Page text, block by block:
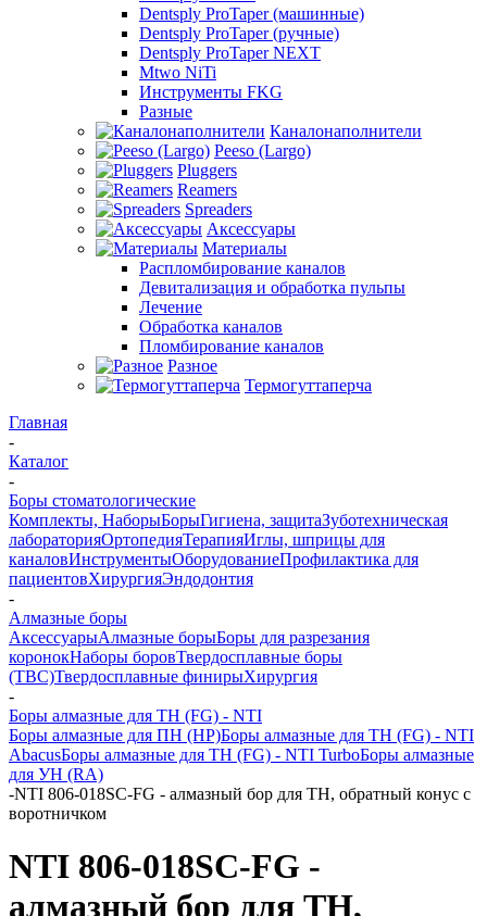
Dentsply ProTaper (машинные)
Dentsply ProTaper (ручные)
Dentsply ProTaper NEXT
Mtwo NiTi
Инструменты FKG
Разные
Каналонаполнители
Peeso (Largo)
Pluggers
Reamers
Spreaders
Аксессуары
Материалы
Распломбирование каналов
Девитализация и обработка пульпы
Лечение
Обработка каналов
Пломбирование каналов
Разное
Термогуттаперча
Главная
-
Каталог
-
Боры стоматологические
Комплекты, НаборыБорыГигиена, защитаЗуботехническая
лабораторияОртопедияТерапияИглы, шприцы для
каналовИнструментыОборудованиеПрофилактика для
пациентовХирургияЭндодонтия
-
Алмазные боры
АксессуарыАлмазные борыБоры для разрезания
коронокНаборы боровТвердосплавные боры
(ТВС)Твердосплавные финирыХирургия
-
Боры алмазные для ТН (FG) - NTI
Боры алмазные для ПН (HP)Боры алмазные для ТН (FG) - NTI
AbacusБоры алмазные для ТН (FG) - NTI TurboБоры алмазные
для УН (RA)
-NTI 806-018SC-FG - алмазный бор для ТН, обратный конус с
воротничком
NTI 806-018SC-FG -
алмазный бор для ТН,